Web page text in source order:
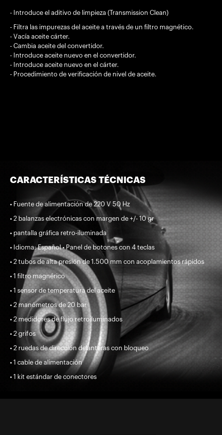
- Introduce el aditivo de limpieza (Transmission Clean)
- Filtra las impurezas del aceite a través de un filtro magnético.
- Vacía aceite cárter.
- Cambia aceite del convertidor.
- Introduce aceite nuevo en el convertidor.
- Introduce aceite nuevo en el cárter.
- Procedimiento de verificación de nivel de aceite.
CARACTERÍSTICAS TÉCNICAS
• Fuente de alimentación de 220 V 50 Hz
• 2 balanzas electrónicas con margen de +/- 10 gr
• pantalla gráfica retro-iluminada
• Idioma: Español • Panel de botones con 4 teclas
• 2 tubos de alta presión de 1.500 mm con acoplamientos rápidos
• 1 filtro magnérico
• 1 sensor de temperatura del aceite
• 2 manómetros de 20 bar
• 2 medidores de flujo retroiluminados
• 2 grifos
• 2 ruedas de dirección delanteras con bloqueo
• 1 cable de alimentación
• 1 kit estándar de conectores